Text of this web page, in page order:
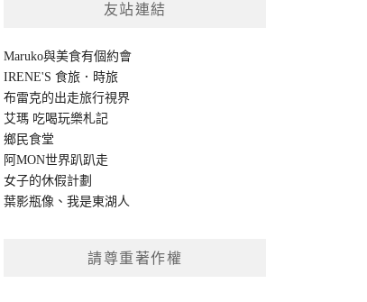
友站連結
Maruko與美食有個約會
IRENE'S 食旅．時旅
布雷克的出走旅行視界
艾瑪 吃喝玩樂札記
鄉民食堂
阿MON世界趴趴走
女子的休假計劃
葉影瓶像 、我是東湖人
請尊重著作權